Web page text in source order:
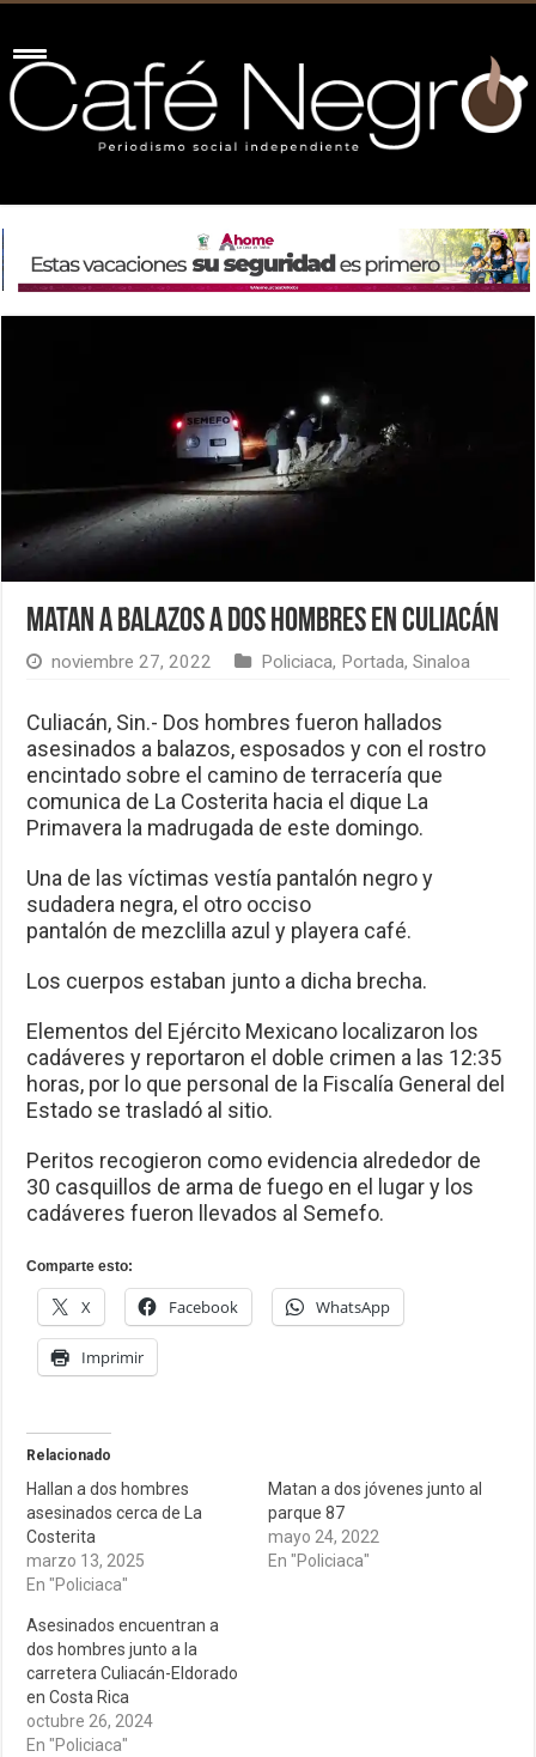
Matan a balazos a dos hombres en Culiacán
noviembre 27, 2022 Policiaca, Portada,Sinaloa
Culiacán, Sin.- Dos hombres fueron hallados
asesinados a balazos, esposados y con el rostro
encintado sobre el camino de terracería que
comunica de La Costerita hacia el dique La
Primavera la madrugada de este domingo.
Una de las víctimas vestía pantalón negro y
sudadera negra, el otro occiso
pantalón de mezclilla azul y playera café.
Los cuerpos estaban junto a dicha brecha.
Elementos del Ejército Mexicano localizaron los
cadáveres y reportaron el doble crimen a las 12:35
horas, por lo que personal de la Fiscalía General del
Estado se trasladó al sitio.
Peritos recogieron como evidencia alrededor de
30 casquillos de arma de fuego en el lugar y los
cadáveres fueron llevados al Semefo.
Comparte esto:
X Facebook WhatsApp
Imprimir
Relacionado
Hallan a dos hombres
asesinados cerca de La
Costerita
marzo 13, 2025
En "Policiaca"
Matan a dos jóvenes junto al
parque 87
mayo 24, 2022
En "Policiaca"
Asesinados encuentran a
dos hombres junto a la
carretera Culiacán-Eldorado
en Costa Rica
octubre 26, 2024
En "Policiaca"